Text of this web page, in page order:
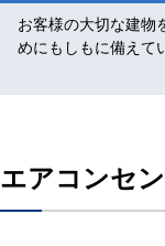
お客様の大切な建物
めにもしもに備えて
エアコンセ